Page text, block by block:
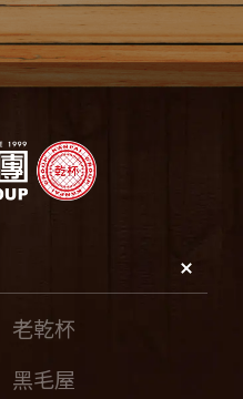
老乾杯
黑毛屋